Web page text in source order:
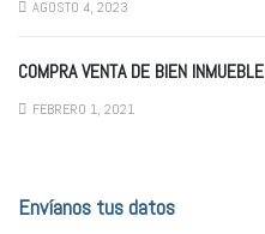
AGOSTO 4, 2023
COMPRA VENTA DE BIEN INMUEBLE
FEBRERO 1, 2021
Envíanos tus datos